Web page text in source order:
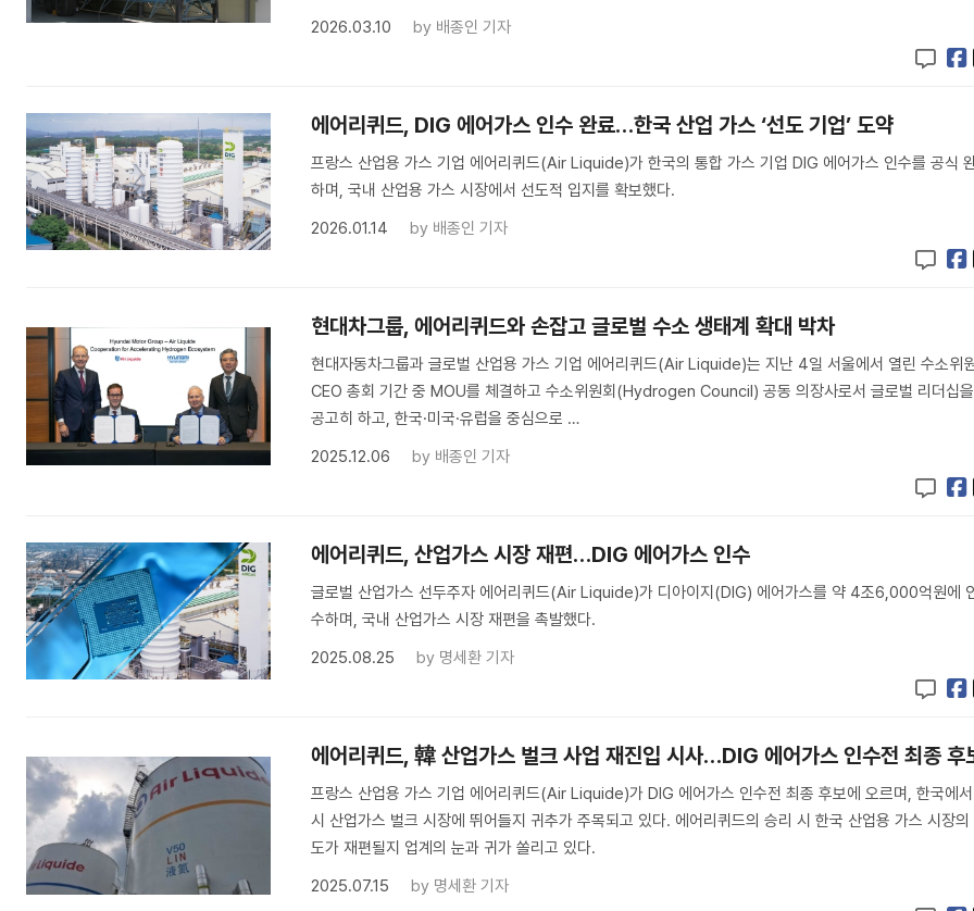
2026.03.10
by 배종인 기자
에어리퀴드, DIG 에어가스 인수 완료…한국 산업 가스 ‘선도 기업’ 도약
프랑스 산업용 가스 기업 에어리퀴드(Air Liquide)가 한국의 통합 가스 기업 DIG 에어가스 인수를 공식
하며, 국내 산업용 가스 시장에서 선도적 입지를 확보했다.
2026.01.14
by 배종인 기자
현대차그룹, 에어리퀴드와 손잡고 글로벌 수소 생태계 확대 박차
현대자동차그룹과 글로벌 산업용 가스 기업 에어리퀴드(Air Liquide)는 지난 4일 서울에서 열린 수소위
CEO 총회 기간 중 MOU를 체결하고 수소위원회(Hydrogen Council) 공동 의장사로서 글로벌 리더십을
공고히 하고, 한국·미국·유럽을 중심으로 …
2025.12.06
by 배종인 기자
에어리퀴드, 산업가스 시장 재편…DIG 에어가스 인수
글로벌 산업가스 선두주자 에어리퀴드(Air Liquide)가 디아이지(DIG) 에어가스를 약 4조6,000억원에
수하며, 국내 산업가스 시장 재편을 촉발했다.
2025.08.25
by 명세환 기자
에어리퀴드, 韓 산업가스 벌크 사업 재진입 시사…DIG 에어가스 인수전 최종 후
프랑스 산업용 가스 기업 에어리퀴드(Air Liquide)가 DIG 에어가스 인수전 최종 후보에 오르며, 한국에
시 산업가스 벌크 시장에 뛰어들지 귀추가 주목되고 있다. 에어리퀴드의 승리 시 한국 산업용 가스 시장의
도가 재편될지 업계의 눈과 귀가 쏠리고 있다.
2025.07.15
by 명세환 기자